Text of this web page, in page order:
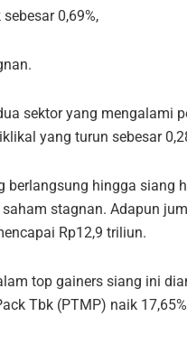
0,69%,
sektor yang mengalami
yang turun sebesar
berlangsung hingga siang
stagnan. Adapun
Rp12,9 triliun.
top gainers siang ini
Tbk (PTMP) naik